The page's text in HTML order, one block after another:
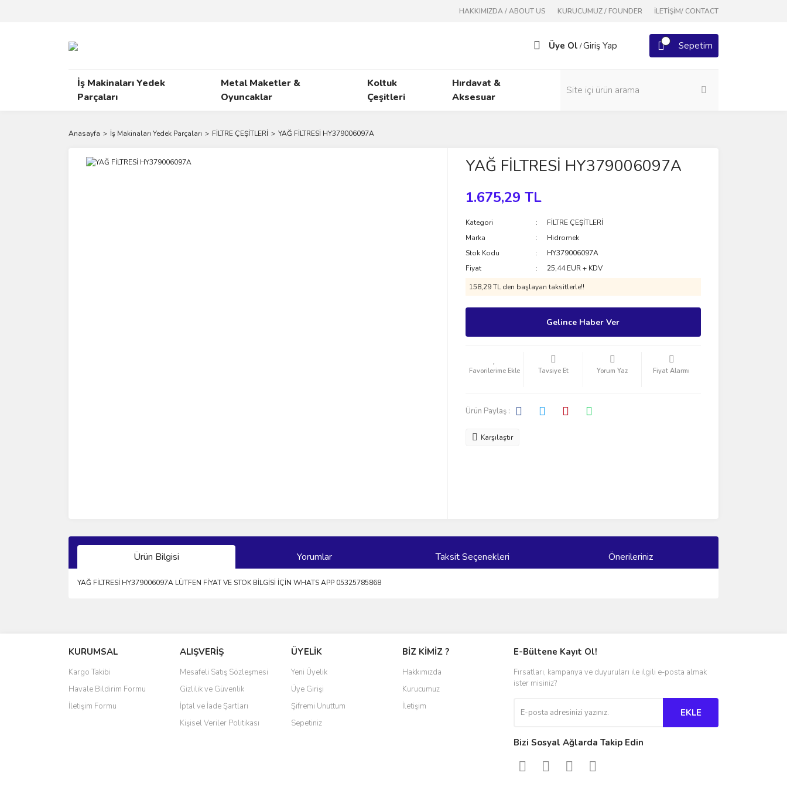
HAKKIMIZDA / ABOUT US KURUCUMUZ / FOUNDER İLETİŞİM/ CONTACT
Üye Ol /Giriş Yap Sepetim
İş Makinaları Yedek
Parçaları
Metal Maketler &
Oyuncaklar
Koltuk
Çeşitleri
Hırdavat &
Aksesuar
Anasayfa İş Makinaları Yedek Parçaları FİLTRE ÇEŞİTLERİ YAĞ FİLTRESİ HY379006097A
YAĞ FİLTRESİ HY379006097A
1.675,29 TL
Kategori
FİLTRE ÇEŞİTLERİ
Marka
Hidromek
Stok Kodu
HY379006097A
Fiyat
25,44 EUR + KDV
158,29 TL den başlayan taksitlerle!!
Gelince Haber Ver
Tavsiye Et Yorum Yaz Fiyat Alarmı
Ürün Paylaş :
Karşılaştır
Ürün Bilgisi Yorumlar Taksit Seçenekleri Önerileriniz
YAĞ FİLTRESİ HY379006097A LÜTFEN FİYAT VE STOK BİLGİSİ İÇİN WHATS APP 05325785868
Ürün resmi kalitesiz, bozuk veya görüntülenemiyor.
Ürün açıklamasında eksik bilgiler bulunuyor.
Ürün bilgilerinde hatalar bulunuyor.
Ürün fiyatı diğer sitelerden daha pahalı.
Bu ürüne benzer farklı alternatifler olmalı.
KURUMSAL
Kargo Takibi
Havale Bildirim Formu
İletişim Formu
ALIŞVERİŞ
Mesafeli Satış Sözleşmesi
Gizlilik ve Güvenlik
İptal ve İade Şartları
Kişisel Veriler Politikası
ÜYELİK
Yeni Üyelik
Üye Girişi
Şifremi Unuttum
Sepetiniz
BİZ KİMİZ ?
Hakkımızda
Kurucumuz
İletişim
E-Bültene Kayıt Ol!
Fırsatları, kampanya ve duyuruları ile ilgili e-posta almak
ister misiniz?
EKLE
Bizi Sosyal Ağlarda Takip Edin